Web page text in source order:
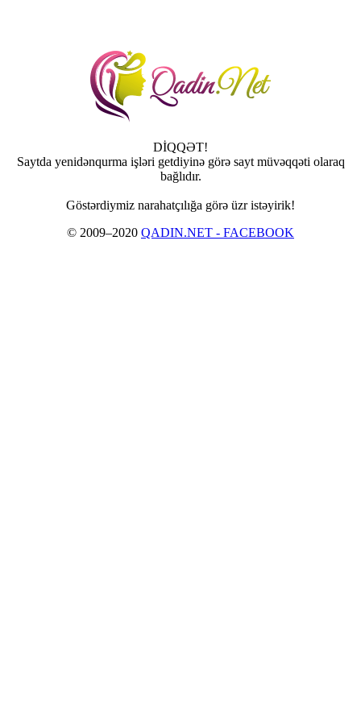
DİQQƏT!
Saytda yenidənqurma işləri getdiyinə görə sayt müvəqqəti olaraq
bağlıdır.
Göstərdiymiz narahatçılığa görə üzr istəyirik!
© 2009–2020 QADIN.NET - FACEBOOK